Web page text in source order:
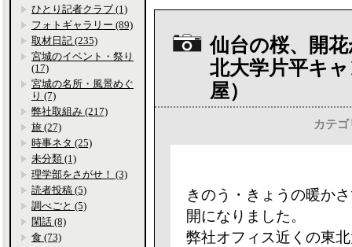
仙台の桜、開
北大学片平キ
屋）
カテゴ
きのう・きょうの暖か
開になりました。
弊社オフィス近くの東
ひとり記者クラブ (1)
フォトギャラリー (89)
取材日記 (235)
宮城のイベント・祭り
(17)
宮城の名所・風景めぐ
り (7)
弊社取組み (217)
旅 (27)
時事ネタ (25)
未分類 (1)
理学部をさがせ！ (3)
読者投稿 (5)
調べごと (5)
閑話 (8)
食 (73)